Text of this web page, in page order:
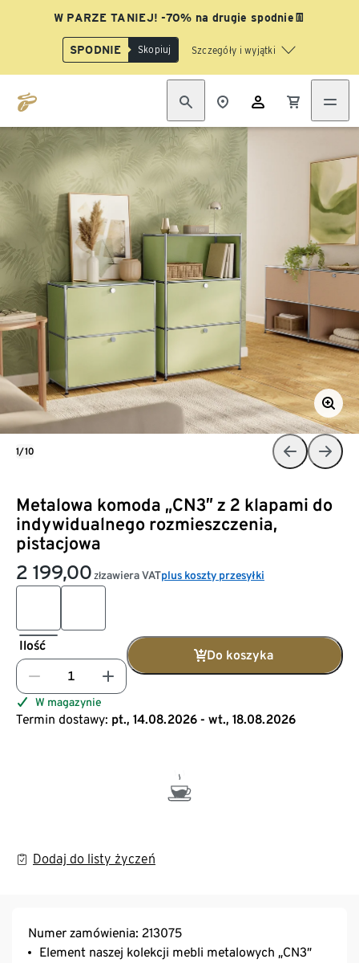
W PARZE TANIEJ! -70% na drugie spodnie👖
SPODNIE Skopiuj Szczegóły i wyjątki
Metalowa komoda „CN3” z 2 klapami do
indywidualnego rozmieszczenia,
pistacjowa
2 199,00 złzawiera VATplus koszty przesyłki
Ilość
Do koszyka
W magazynie
Termin dostawy: pt., 14.08.2026 - wt., 18.08.2026
Dodaj do listy życzeń
1/10
Numer zamówienia: 213075
Element naszej kolekcji mebli metalowych „CN3”